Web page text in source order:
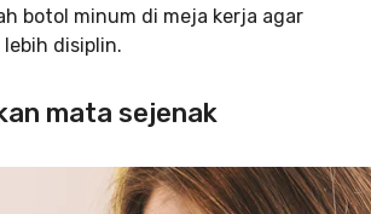
botol minum di meja kerja agar
disiplin.
mata sejenak